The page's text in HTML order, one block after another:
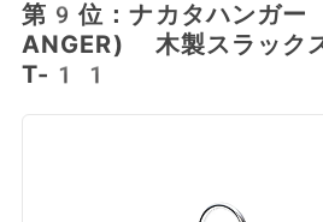
第9位：ナカタハンガ
ANGER) 木製スラック
T-11